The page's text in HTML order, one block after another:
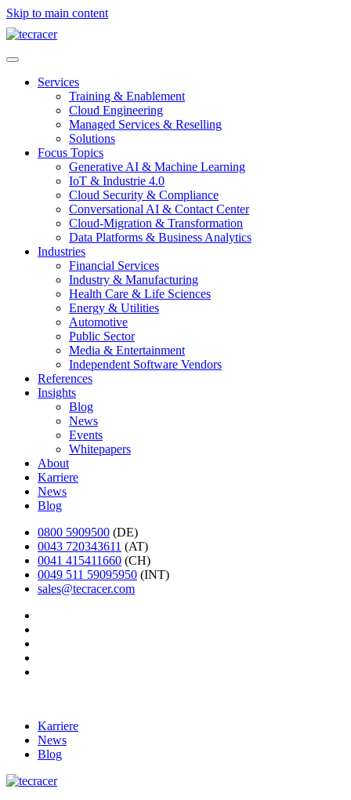
Skip to main content
Services
Training & Enablement
Cloud Engineering
Managed Services & Reselling
Solutions
Focus Topics
Generative AI & Machine Learning
IoT & Industrie 4.0
Cloud Security & Compliance
Conversational AI & Contact Center
Cloud-Migration & Transformation
Data Platforms & Business Analytics
Industries
Financial Services
Industry & Manufacturing
Health Care & Life Sciences
Energy & Utilities
Automotive
Public Sector
Media & Entertainment
Independent Software Vendors
References
Insights
Blog
News
Events
Whitepapers
About
Karriere
News
Blog
0800 5909500 (DE)
0043 720343611 (AT)
0041 415411660 (CH)
0049 511 59095950 (INT)
sales@tecracer.com
Karriere
News
Blog